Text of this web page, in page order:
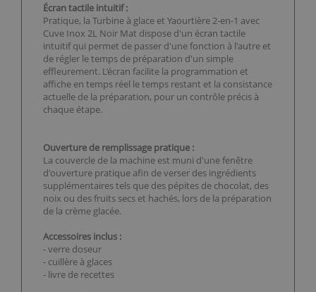
Écran tactile intuitif :
Pratique, la Turbine à glace et Yaourtière 2-en-1 avec
Cuve Inox 2L Noir Mat dispose d'un écran tactile
intuitif qui permet de passer d'une fonction à l'autre et
de régler le temps de préparation d'un simple
effleurement. L’écran facilite la programmation et
affiche en temps réel le temps restant et la consistance
actuelle de la préparation, pour un contrôle précis à
chaque étape.
Ouverture de remplissage pratique :
La couvercle de la machine est muni d'une fenêtre
d'ouverture pratique afin de verser des ingrédients
supplémentaires tels que des pépites de chocolat, des
noix ou des fruits secs et hachés, lors de la préparation
de la crème glacée.
Accessoires inclus :
- verre doseur
- cuillère à glaces
- livre de recettes